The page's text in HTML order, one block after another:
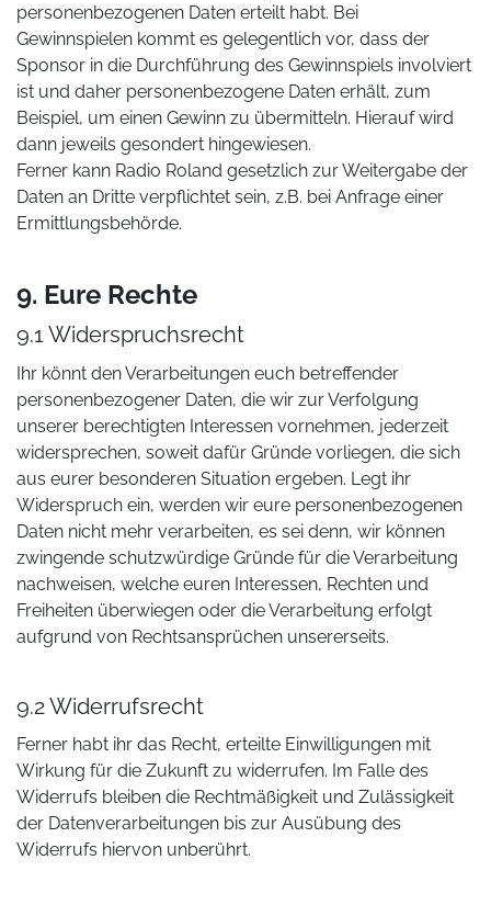
personenbezogenen Daten erteilt habt. Bei
Gewinnspielen kommt es gelegentlich vor, dass der
Sponsor in die Durchführung des Gewinnspiels involviert
ist und daher personenbezogene Daten erhält, zum
Beispiel, um einen Gewinn zu übermitteln. Hierauf wird
dann jeweils gesondert hingewiesen.
Ferner kann Radio Roland gesetzlich zur Weitergabe der
Daten an Dritte verpflichtet sein, z.B. bei Anfrage einer
Ermittlungsbehörde.
9. Eure Rechte
9.1 Widerspruchsrecht
Ihr könnt den Verarbeitungen euch betreffender
personenbezogener Daten, die wir zur Verfolgung
unserer berechtigten Interessen vornehmen, jederzeit
widersprechen, soweit dafür Gründe vorliegen, die sich
aus eurer besonderen Situation ergeben. Legt ihr
Widerspruch ein, werden wir eure personenbezogenen
Daten nicht mehr verarbeiten, es sei denn, wir können
zwingende schutzwürdige Gründe für die Verarbeitung
nachweisen, welche euren Interessen, Rechten und
Freiheiten überwiegen oder die Verarbeitung erfolgt
aufgrund von Rechtsansprüchen unsererseits.
9.2 Widerrufsrecht
Ferner habt ihr das Recht, erteilte Einwilligungen mit
Wirkung für die Zukunft zu widerrufen. Im Falle des
Widerrufs bleiben die Rechtmäßigkeit und Zulässigkeit
der Datenverarbeitungen bis zur Ausübung des
Widerrufs hiervon unberührt.